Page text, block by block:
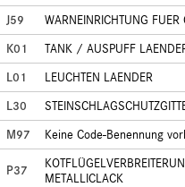
J59
WARNEINRICHTUNG FUER
K01
TANK / AUSPUFF
L01
LEUCHTEN LAENDER
L30
M97
Keine Code-Benennung
P37
METALLICLACK